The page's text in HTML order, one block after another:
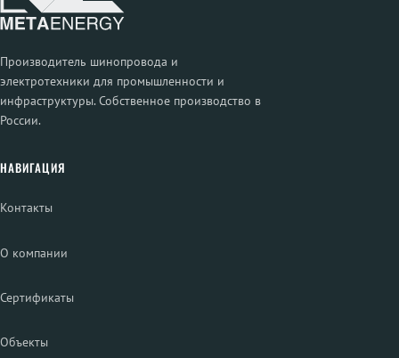
Производитель шинопровода и
электротехники для промышленности и
инфраструктуры. Собственное производство в
России.
НАВИГАЦИЯ
Контакты
О компании
Сертификаты
Объекты